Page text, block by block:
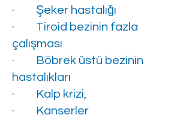
· Şeker hastalığı
· Tiroid bezinin fazla
çalışması
· Böbrek üstü bezinin
hastalıkları
· Kalp krizi,
· Kanserler